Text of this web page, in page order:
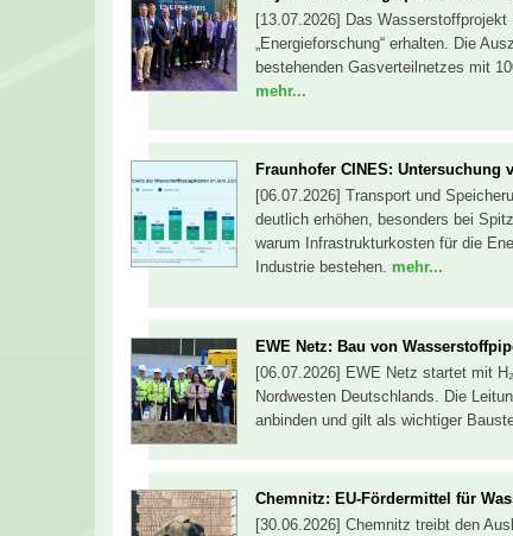
[13.07.2026] Das
„Energieforschung“ erhalten. Die
bestehenden Gasverteilnetzes mit
mehr...
Fraunhofer CINES: Untersuchung
[06.07.2026] Transport und
deutlich erhöhen, besonders bei
warum Infrastrukturkosten für die
Industrie bestehen. mehr...
EWE Netz: Bau von
[06.07.2026] EWE Netz startet mit
Nordwesten Deutschlands. Die
anbinden und gilt als wichtiger
Chemnitz: EU-Fördermittel für
[30.06.2026] Chemnitz treibt den